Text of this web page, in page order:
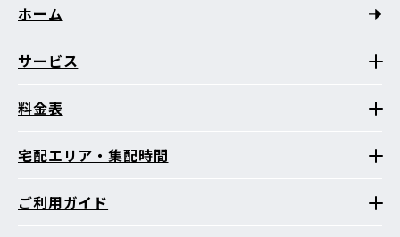
ホーム
サービス
料金表
宅配エリア・集配時間
ご利用ガイド